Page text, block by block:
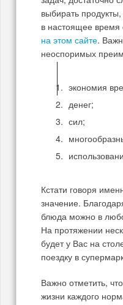
выбирать
в настоящее время
на этом сайте.
неоспоримых
экономия
денег;
сил;
Кстати говоря
значение.
блюда можно в
На протяжении
будет у Вас на
поездку в
Важно отметить,
жизни каждого